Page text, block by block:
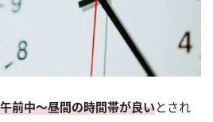
前中～昼間の時間帯が良いとされ